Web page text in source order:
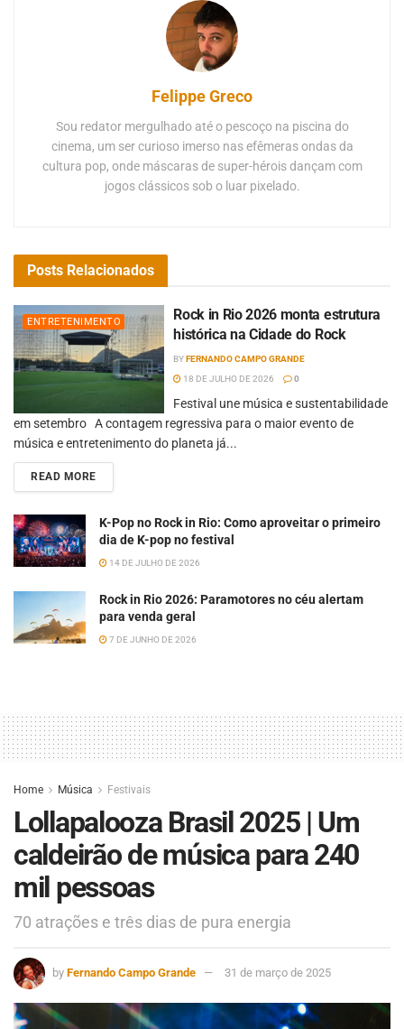
Felippe Greco
Sou redator mergulhado até o pescoço na piscina do
cinema, um ser curioso imerso nas efêmeras ondas da
cultura pop, onde máscaras de super-hérois dançam com
jogos clássicos sob o luar pixelado.
Posts Relacionados
ENTRETENIMENTO
Rock in Rio 2026 monta estrutura
histórica na Cidade do Rock
BY FERNANDO CAMPO GRANDE
18 DE JULHO DE 2026
0
Festival une música e sustentabilidade
em setembro A contagem regressiva para o maior evento de
música e entretenimento do planeta já...
READ MORE
K-Pop no Rock in Rio: Como aproveitar o primeiro
dia de K-pop no festival
14 DE JULHO DE 2026
Rock in Rio 2026: Paramotores no céu alertam
para venda geral
7 DE JUNHO DE 2026
Home Música Festivais
Lollapalooza Brasil 2025 | Um
caldeirão de música para 240
mil pessoas
70 atrações e três dias de pura energia
by Fernando Campo Grande 31 de março de 2025